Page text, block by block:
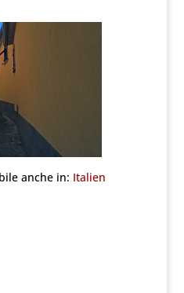
anche in: Italien